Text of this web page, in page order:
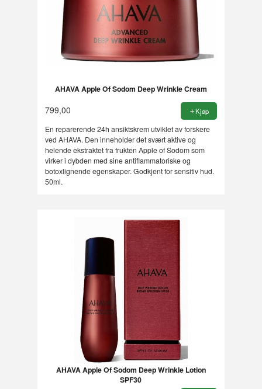
AHAVA Apple Of Sodom Deep Wrinkle Cream
799,00 Kjøp
En reparerende 24h ansiktskrem utviklet av forskere
ved AHAVA. Den inneholder det svært aktive og
helende ekstraktet fra frukten Apple of Sodom som
virker i dybden med sine antiflammatoriske og
botoxlignende egenskaper. Godkjent for sensitiv hud.
50ml.
AHAVA Apple Of Sodom Deep Wrinkle Lotion
SPF30